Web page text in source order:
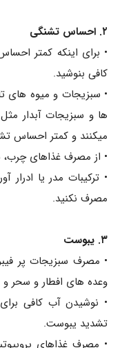
۲. احساس تشنگی
• برای اینکه کمتر
کافی بنوشید.
• سبزیجات و میوه های
ها و سبزیجات آبدار
میکنند و کمتر احساس
• از مصرف غذاهای چرب،
• ترکیبات مدر یا
مصرف نکنید.
۳. یبوست
• مصرف سبزیجات پر
وعده های افطار و سحر و
• نوشیدن آب کافی
تشدید یبوست.